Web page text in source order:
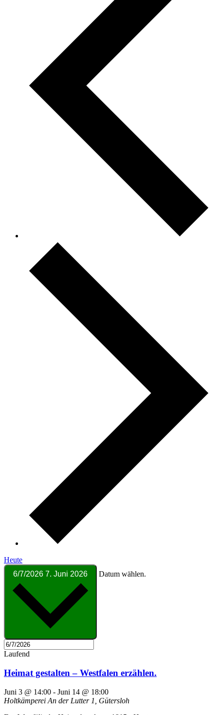
Heute
6/7/2026 7. Juni 2026 Datum wählen.
Laufend
Heimat gestalten – Westfalen erzählen.
Juni 3 @ 14:00 - Juni 14 @ 18:00
Holtkämperei An der Lutter 1, Gütersloh